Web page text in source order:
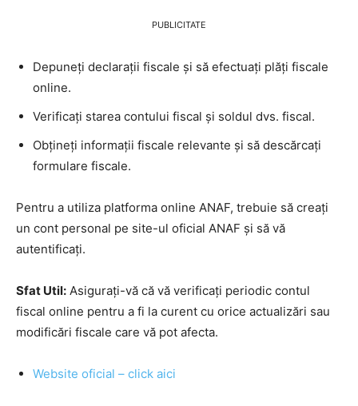
PUBLICITATE
Depuneți declarații fiscale și să efectuați plăți fiscale
online.
Verificați starea contului fiscal și soldul dvs. fiscal.
Obțineți informații fiscale relevante și să descărcați
formulare fiscale.
Pentru a utiliza platforma online ANAF, trebuie să creați
un cont personal pe site-ul oficial ANAF și să vă
autentificați.
Sfat Util: Asigurați-vă că vă verificați periodic contul
fiscal online pentru a fi la curent cu orice actualizări sau
modificări fiscale care vă pot afecta.
Website oficial – click aici